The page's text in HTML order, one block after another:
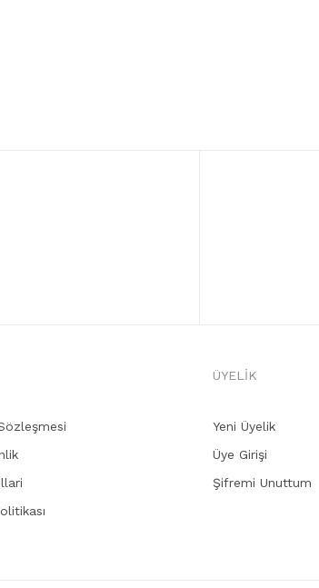
ÜYELİK
Yeni Üyelik
Üye Girişi
Şifremi Unuttum